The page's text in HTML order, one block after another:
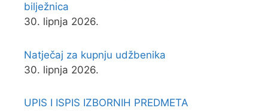
bilježnica
30. lipnja 2026.
Natječaj za kupnju udžbenika
30. lipnja 2026.
UPIS I ISPIS IZBORNIH PREDMETA